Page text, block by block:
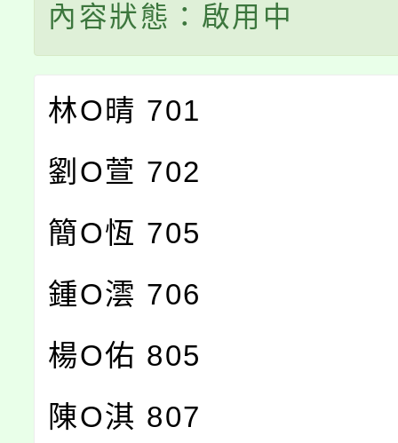
內容狀態：啟用中
林O晴 701
劉O萱 702
簡O恆 705
鍾O澐 706
楊O佑 805
陳O淇 807